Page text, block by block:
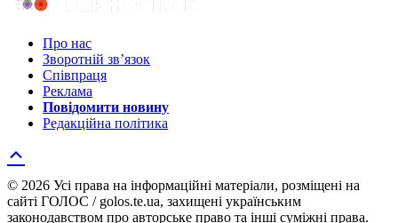
Про нас
Зворотній зв’язок
Співпраця
Реклама
Повідомити новину
Редакційна політика
© 2026 Усі права на інформаційні матеріали, розміщені на
сайті ГОЛОС / golos.te.ua, захищені українським
законодавством про авторське право та інші суміжні права.